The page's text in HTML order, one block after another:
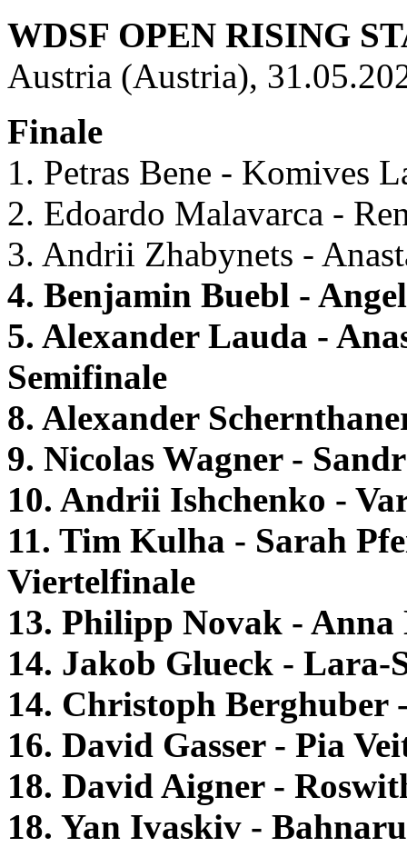
WDSF OPEN RISING
Austria (Austria),
Finale
1. Petras Bene - Komives
2. Edoardo Malavarca -
3. Andrii Zhabynets -
4. Benjamin Buebl -
5. Alexander Lauda -
Semifinale
8. Alexander
9. Nicolas Wagner -
10. Andrii Ishchenko -
11. Tim Kulha - Sarah
Viertelfinale
13. Philipp Novak -
14. Jakob Glueck -
14. Christoph
16. David Gasser - Pia
18. David Aigner -
18. Yan Ivaskiv -